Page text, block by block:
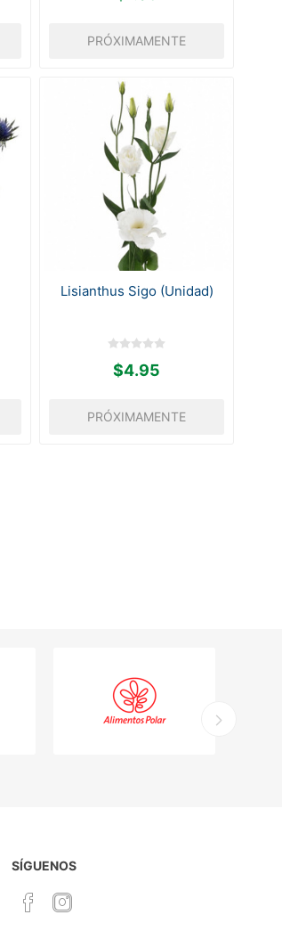
PRÓXIMAMENTE
Lisianthus Sigo (Unidad)
$4.95
PRÓXIMAMENTE
SÍGUENOS